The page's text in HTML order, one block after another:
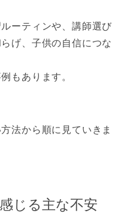
ーティンや、講師選び
げ、子供の自信につな
もあります。
法から順に見ていきま
じる主な不安